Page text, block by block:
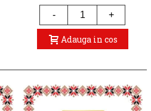
- +
Adauga in cos